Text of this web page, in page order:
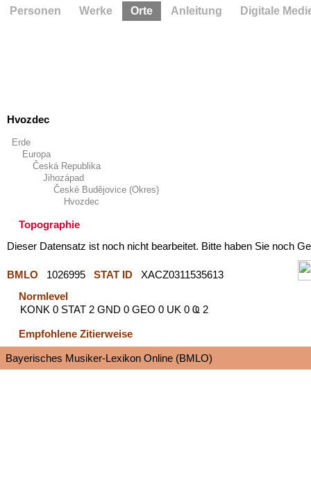
Hvozdec
Erde
Europa
Česká Republika
Jihozápad
České Budějovice (Okres)
Hvozdec
Topographie
Dieser Datensatz ist noch nicht bearbeitet. Bitte haben Sie noch
BMLO 1026995 STAT ID
XACZ0311535613
Normlevel
KONK 0 STAT 2 GND 0 GEO 0 UK 0 Ҩ 2
Empfohlene Zitierweise
Bayerisches Musiker-Lexikon Online (BMLO)
Personen Werke Orte Anleitung Digitale